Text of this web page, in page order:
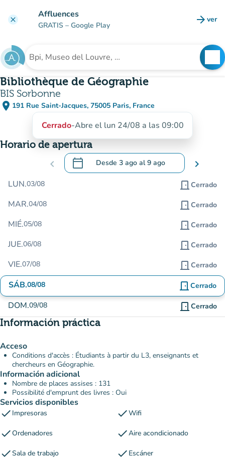
clear Affluences
GRATIS – Google Play arrow_forward ver
Buscar un establecimiento
Bibliothèque de Géographie
BIS Sorbonne
place 191 Rue Saint-Jacques, 75005 Paris, France
(abrir en Google Maps)
(nueva pestaña)
Cerrado-Abre el lun 24/08 a las 09:00
Horario de apertura
chevron_left calendar_today Desde 3 ago al9 ago
.Abra el calendario para cambiar las
chevron_right
LUN.03/08 door_front Cerrado
MAR.04/08 door_front Cerrado
MIÉ.05/08 door_front Cerrado
JUE.06/08 door_front Cerrado
VIE.07/08 door_front Cerrado
SÁB.08/08 door_front Cerrado
DOM.09/08 door_front Cerrado
Información práctica
Acceso
Conditions d'accès : Étudiants à partir du L3, enseignants et
chercheurs en Géographie.
Información adicional
Nombre de places assises : 131
Possibilité d'emprunt des livres : Oui
Servicios disponibles
check Impresoras checkWifi
checkOrdenadores checkAire acondicionado
checkSala de trabajo check Escáner